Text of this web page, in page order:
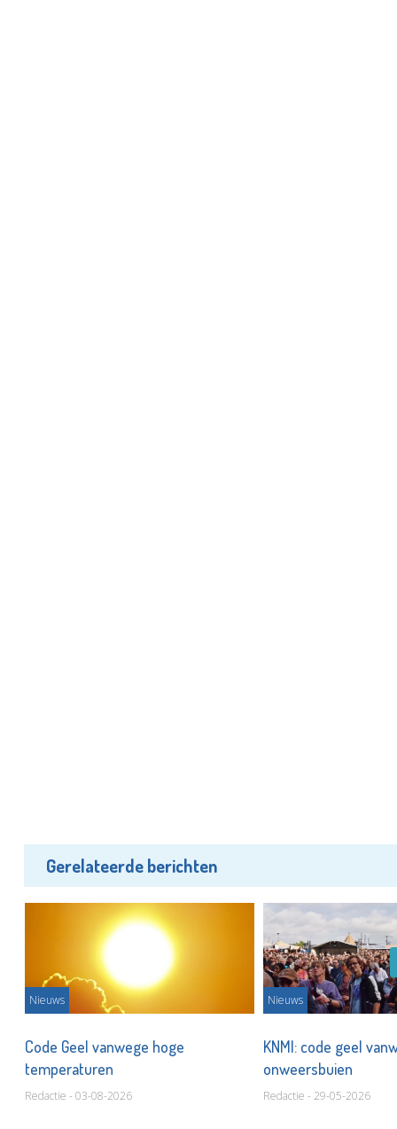
Gerelateerde berichten
Nieuws
Code Geel vanwege hoge
temperaturen
Redactie - 03-08-2026
Nieuws
KNMI: code geel
onweersbuien
Redactie - 29-05-2026